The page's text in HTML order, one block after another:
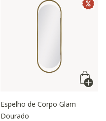
Espelho de Corpo Glam
Dourado